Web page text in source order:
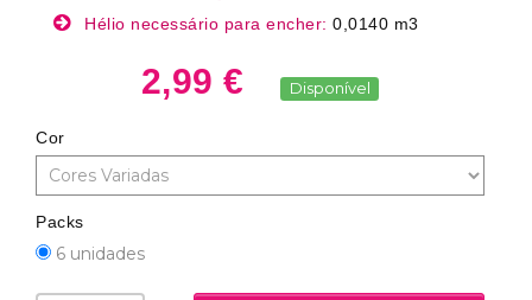
Hélio necessário para encher: 0,0140 m3
2,99 € Disponível
Cor
Packs
6 unidades